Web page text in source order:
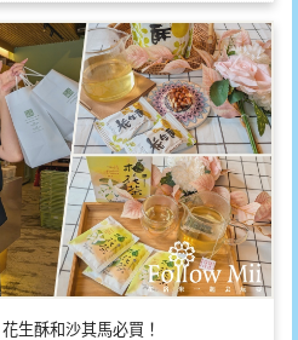
生酥和沙其馬必買！